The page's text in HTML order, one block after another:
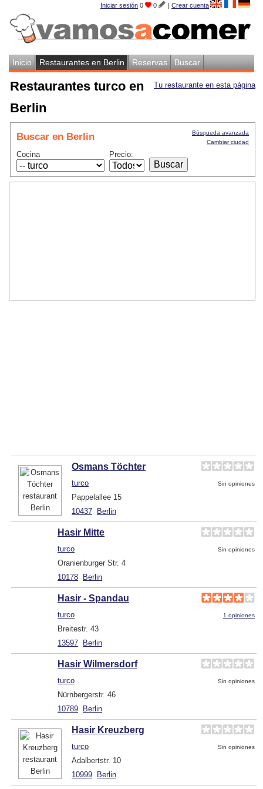
Iniciar sesión 0 0 | Crear cuenta
Inicio Restaurantes en Berlin Reservas Buscar
Tu restaurante en esta página
Restaurantes turco en
Berlin
Buscar en Berlin
Cocina Precio:
Búsqueda avanzada
Cambiar ciudad
Osmans Töchter
turco Sin opiniones
Pappelallee 15
10437 Berlin
Hasir Mitte
turco Sin opiniones
Oranienburger Str. 4
10178 Berlin
Hasir - Spandau
turco 1 opiniones
Breitestr. 43
13597 Berlin
Hasir Wilmersdorf
turco Sin opiniones
Nürnbergerstr. 46
10789 Berlin
Hasir Kreuzberg
turco Sin opiniones
Adalbertstr. 10
10999 Berlin